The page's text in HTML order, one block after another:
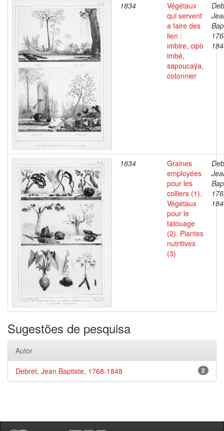
1834
Végétaux
qui servent
a faire des
lien :
imbire, cipò
imbé,
sapoucaÿa,
cotonnier
1834
Graines
employées
pour les
colliers (1).
Végétaux
pour le
tatouage
(2). Plantes
nutritives
(3)
Sugestões de pesquisa
Autor
2
Debret, Jean Baptiste, 1768-1848